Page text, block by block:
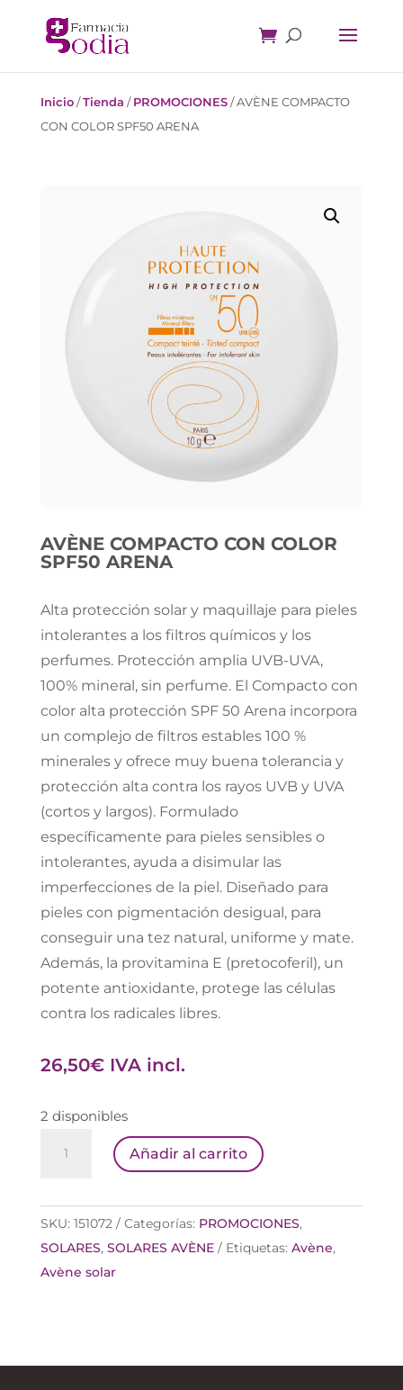
Inicio/Tienda /PROMOCIONES/AVÈNE COMPACTO
CON COLOR SPF50 ARENA
AVÈNE COMPACTO CON COLOR
SPF50 ARENA
Alta protección solar y maquillaje para pieles
intolerantes a los filtros químicos y los
perfumes. Protección amplia UVB-UVA,
100% mineral, sin perfume. El Compacto con
color alta protección SPF 50 Arena incorpora
un complejo de filtros estables 100 %
minerales y ofrece muy buena tolerancia y
protección alta contra los rayos UVB y UVA
(cortos y largos). Formulado
específicamente para pieles sensibles o
intolerantes, ayuda a disimular las
imperfecciones de la piel. Diseñado para
pieles con pigmentación desigual, para
conseguir una tez natural, uniforme y mate.
Además, la provitamina E (pretocoferil), un
potente antioxidante, protege las células
contra los radicales libres.
26,50€ IVA incl.
2 disponibles
COMPACTO
Añadir al carrito
SKU: 151072 Categorías: PROMOCIONES,
SOLARES, SOLARES AVÈNE Etiquetas: Avène,
Avène solar